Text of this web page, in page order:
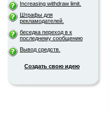
Increasing withdraw limit.
Штрафы для
рекламодателей.
беседка переход в к
последнему сообщению
Вывод средств.
Создать свою идею